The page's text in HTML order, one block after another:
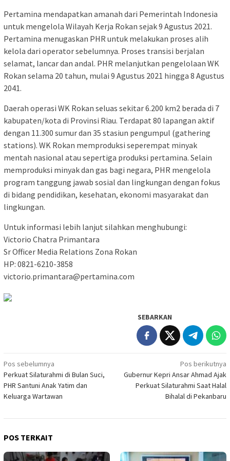
Pertamina mendapatkan amanah dari Pemerintah Indonesia
untuk mengelola Wilayah Kerja Rokan sejak 9 Agustus 2021.
Pertamina menugaskan PHR untuk melakukan proses alih
kelola dari operator sebelumnya. Proses transisi berjalan
selamat, lancar dan andal. PHR melanjutkan pengelolaan WK
Rokan selama 20 tahun, mulai 9 Agustus 2021 hingga 8 Agustus
2041.
Daerah operasi WK Rokan seluas sekitar 6.200 km2 berada di 7
kabupaten/kota di Provinsi Riau. Terdapat 80 lapangan aktif
dengan 11.300 sumur dan 35 stasiun pengumpul (gathering
stations). WK Rokan memproduksi seperempat minyak
mentah nasional atau sepertiga produksi pertamina. Selain
memproduksi minyak dan gas bagi negara, PHR mengelola
program tanggung jawab sosial dan lingkungan dengan fokus
di bidang pendidikan, kesehatan, ekonomi masyarakat dan
lingkungan.
Untuk informasi lebih lanjut silahkan menghubungi:
Victorio Chatra Primantara
Sr Officer Media Relations Zona Rokan
HP: 0821-6210-3858
victorio.primantara@pertamina.com
SEBARKAN
Navigasi
pos
Pos sebelumnya
Perkuat Silaturahmi di Bulan Suci,
PHR Santuni Anak Yatim dan
Keluarga Wartawan
Pos berikutnya
Gubernur Kepri Ansar Ahmad Ajak
Perkuat Silaturahmi Saat Halal
Bihalal di Pekanbaru
POS TERKAIT